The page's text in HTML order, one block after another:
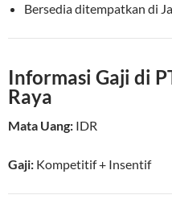
Bersedia ditempatkan di
Informasi Gaji di
Raya
Mata Uang: IDR
Gaji: Kompetitif+ Insentif